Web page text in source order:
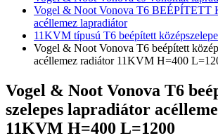
Vogel & Noot Vonova T6 BEÉPÍTETT
acéllemez lapradiátor
11KVM típusú T6 beépített
Vogel & Noot Vonova T6 beépített
acéllemez radiátor 11KVM H=400
Vogel & Noot Vonova T6
szelepes lapradiátor
11KVM H=400 L=1200